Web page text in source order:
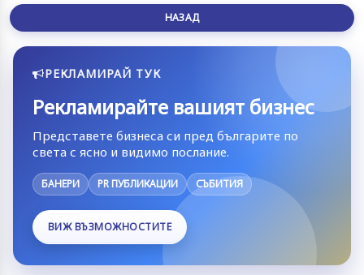
НАЗАД
РЕКЛАМИРАЙ ТУК
Рекламирайте вашият бизнес
Представете бизнеса си пред българите по
света с ясно и видимо послание.
БАНЕРИ PR ПУБЛИКАЦИИ СЪБИТИЯ
ВИЖ ВЪЗМОЖНОСТИТЕ